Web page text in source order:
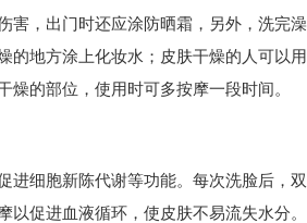
害，出门时还应涂防晒霜，另外，洗完澡
的地方涂上化妆水；皮肤干燥的人可以用
的部位，使用时可多按摩一段时间。
进细胞新陈代谢等功能。每次洗脸后，双
促进血液循环，使皮肤不易流失水分。